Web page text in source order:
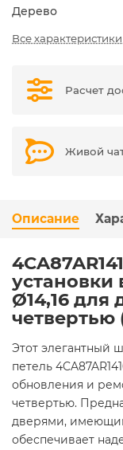
Дерево
Все характеристики
Расчет
Живой
Описание
установки
Ø14,16 для
четвертью
Этот элегантный
петель
обновления и
четвертью.
дверями,
обеспечивает